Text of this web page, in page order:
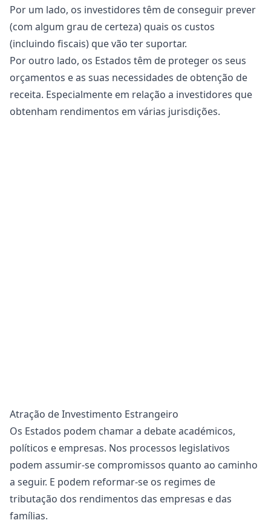
Por um lado, os investidores têm de conseguir prever
(com algum grau de certeza) quais os custos
(incluindo fiscais) que vão ter suportar.
Por outro lado, os Estados têm de proteger os seus
orçamentos e as suas necessidades de obtenção de
receita. Especialmente em relação a investidores que
obtenham rendimentos em várias jurisdições.
Atração de Investimento Estrangeiro
Os Estados podem chamar a debate académicos,
políticos e empresas. Nos processos legislativos
podem assumir-se compromissos quanto ao caminho
a seguir. E podem reformar-se os regimes de
tributação dos rendimentos das empresas e das
famílias.